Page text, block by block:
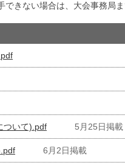
きない場合は、大会事務局ま
ついて).pdf 5月25日掲載
6月2日掲載